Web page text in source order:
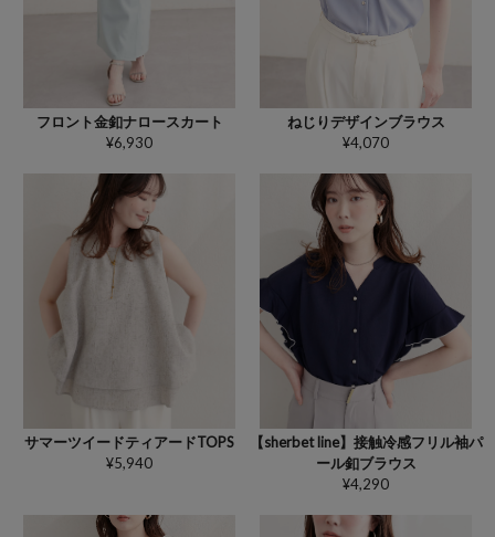
フロント金釦ナロースカート
¥6,930
ねじりデザインブラウス
¥4,070
サマーツイードティアードTOPS
¥5,940
【sherbet line】接触冷感フリル袖パ
ール釦ブラウス
¥4,290